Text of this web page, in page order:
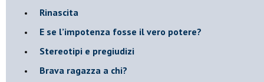
Rinascita
​E se l’impotenza fosse il vero potere?
Stereotipi e pregiudizi
​Brava ragazza a chi?